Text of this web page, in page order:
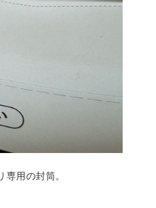
用の封筒。